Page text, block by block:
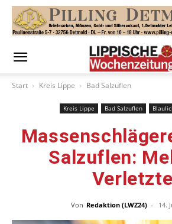
Start Kreis Lippe Bad Salzuflen
Kreis Lippe Bad Salzuflen
Salzuflen:
Verletzte
Von Redaktion (LWZ24) - 14.